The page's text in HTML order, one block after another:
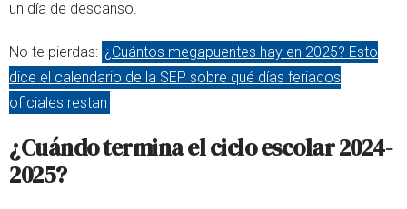
un día de descanso.
No te pierdas: ¿Cuántos megapuentes hay en 2025? Esto
dice el calendario de la SEP sobre qué días feriados
oficiales restan
¿Cuándo termina el ciclo escolar 2024-
2025?